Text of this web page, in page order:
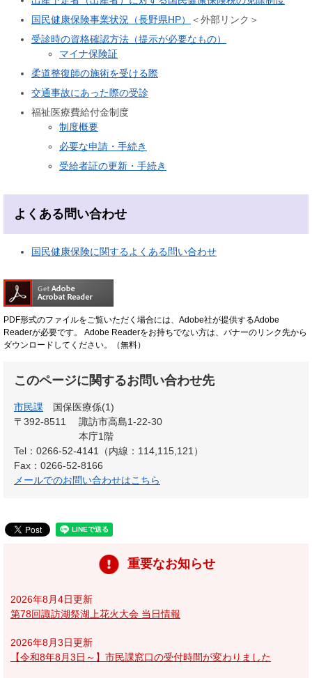
国民健康保険事業状況（長野県HP）
＜外部リンク＞
受診時の資格確認方法（提示が必要なもの）
マイナ保険証
柔道整復師の施術を受ける際
交通事故にあった際の受診
福祉医療費給付金制度
制度概要
必要な申請・手続き
受給者証の更新・手続き
よくある問い合わせ
国民健康保険に関するよくある問い合わせ
PDF形式のファイルをご覧いただく場合には、Adobe社が提供するAdobe
Readerが必要です。
Adobe Readerをお持ちでない方は、バナーのリンク先から
ダウンロードしてください。（無料）
このページに関するお問い合わせ先
市民課
国保医療係(1)
〒392-8511
諏訪市高島1-22-30
本庁1階
Tel：0266-52-4141（内線：114,115,121）
Fax：0266-52-8166
メールでのお問い合わせはこちら
重要なお知らせ
2026年8月4日更新
第78回諏訪湖祭湖上花火大会 当日情報
2026年8月3日更新
【令和8年8月3日～】市民課窓口の受付時間が変わりました